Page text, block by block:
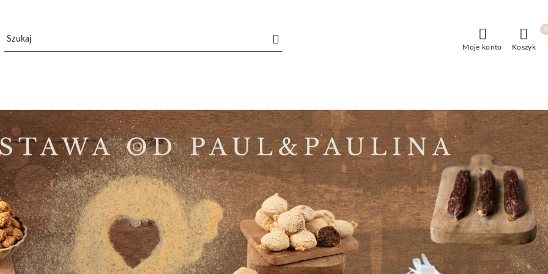
Moje konto Koszyk
0